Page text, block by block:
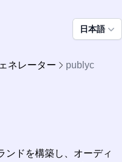
日本語
ネレーター publyc
ンドを構築し、オーディ